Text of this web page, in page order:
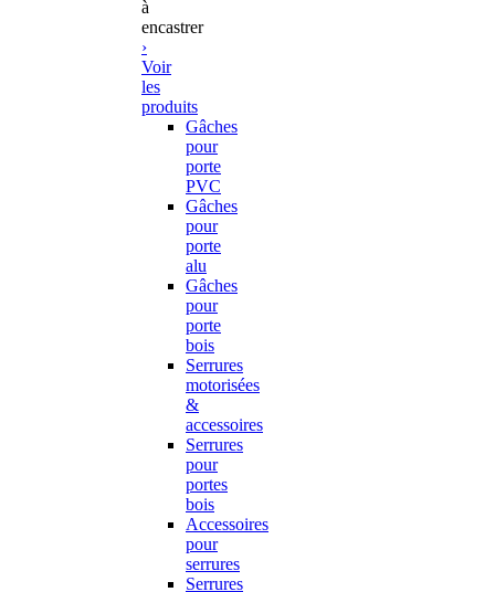
à
encastrer
›
Voir
les
produits
Gâches
pour
porte
PVC
Gâches
pour
porte
alu
Gâches
pour
porte
bois
Serrures
motorisées
&
accessoires
Serrures
pour
portes
bois
Accessoires
pour
serrures
Serrures